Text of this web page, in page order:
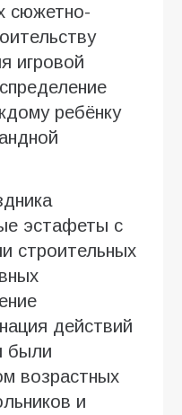
сюжетно-
игровой
ребёнку
эстафеты с
строительных
действий
были
возрастных
и